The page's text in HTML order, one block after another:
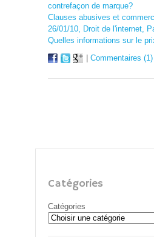
contrefaçon de marque?
Clauses abusives et
26/01/10, Droit de l'internet,
Quelles informations sur le
Commentaires (1)
Catégories
Catégories